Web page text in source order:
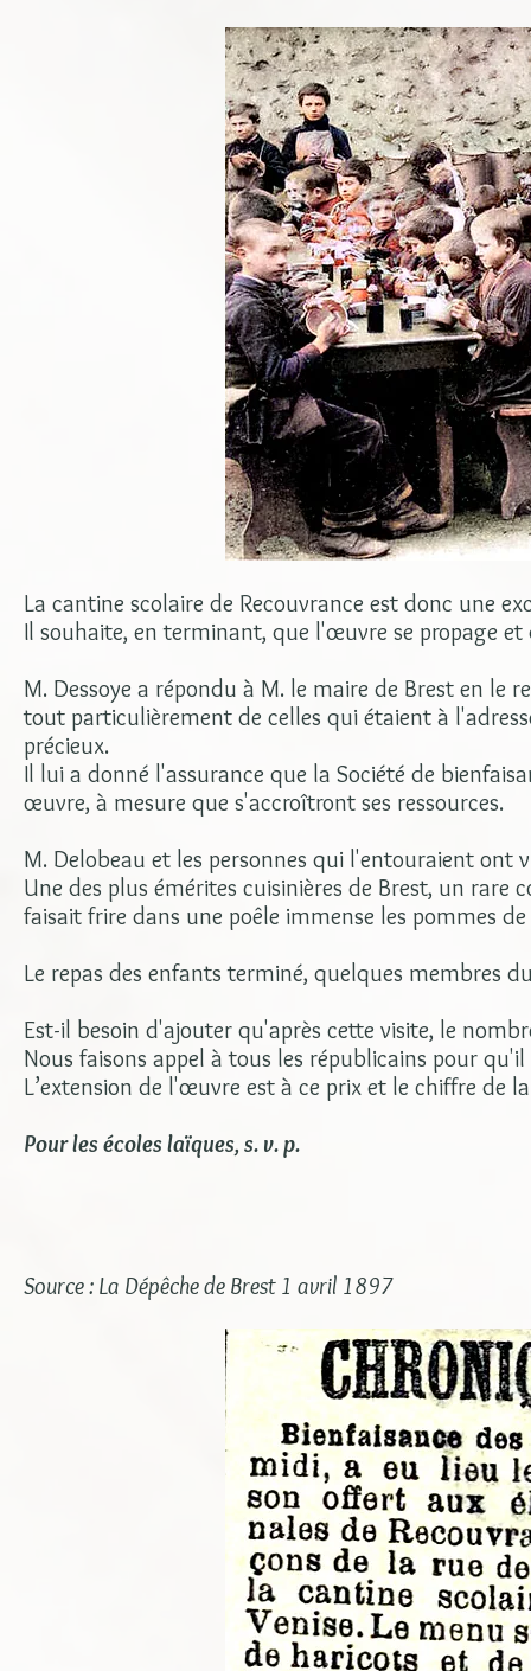
La cantine scolaire de Recouvrance est donc une
Il souhaite, en terminant, que l'œuvre se propage
M. Dessoye a répondu à M. le maire de Brest en le
tout particulièrement de celles qui étaient à
précieux.
Il lui a donné l'assurance que la Société de
œuvre, à mesure que s'accroîtront ses ressources.
M. Delobeau et les personnes qui l'entouraient ont
Une des plus émérites cuisinières de Brest, un
faisait frire dans une poêle immense les pommes
Le repas des enfants terminé, quelques membres
Est-il besoin d'ajouter qu'après cette visite, le
Nous faisons appel à tous les républicains pour
L’extension de l'œuvre est à ce prix et le chiffre de
Pour les écoles laïques, s. v. p.
Source : La Dépêche de Brest 1 avril 1897